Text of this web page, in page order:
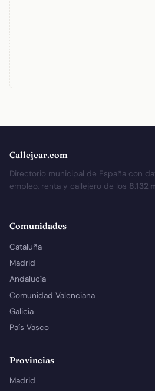
Callejear.com
Directorio municipal de España con
empleo, renta y callejero de los 8.132
Comunidades
Cataluña
Madrid
Andalucía
Comunidad Valenciana
Galicia
País Vasco
Provincias
Madrid